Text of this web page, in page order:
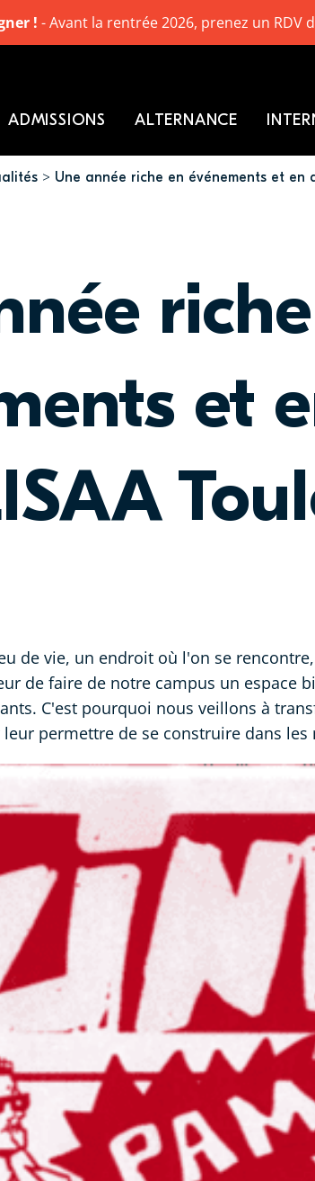
Une année riche en événements et en
et
de vie, un endroit où l'on se
de faire de notre campus un espace
C'est pourquoi nous veillons à
permettre de se construire dans
ADMISSIONS ALTERNANCE
! - Avant la rentrée 2026, prenez un